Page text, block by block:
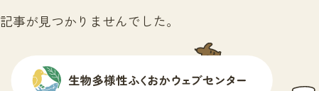
記事が見つかりませんでした。